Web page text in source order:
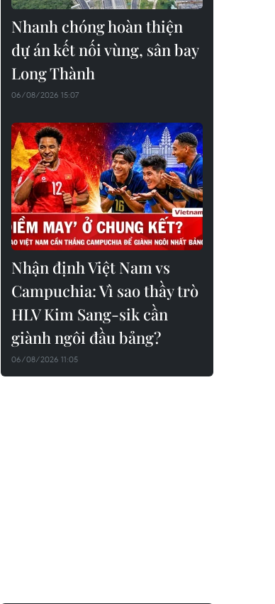
Nhanh chóng hoàn thiện
dự án kết nối vùng, sân bay
Long Thành
06/08/2026 15:07
Nhận định Việt Nam vs
Campuchia: Vì sao thầy trò
HLV Kim Sang-sik cần
giành ngôi đầu bảng?
06/08/2026 11:05